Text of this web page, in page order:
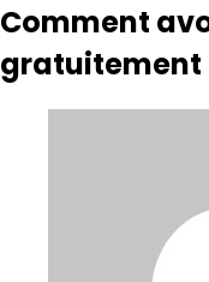
Comment
gratuitement